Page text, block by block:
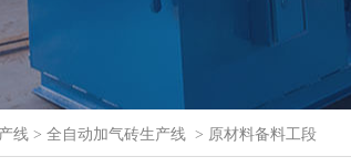
线 > 全自动加气砖生产线 > 原材料备料工段